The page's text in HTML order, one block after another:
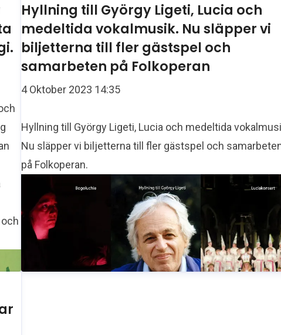
Hyllning till György Ligeti, Lucia och
medeltida vokalmusik. Nu släpper vi
biljetterna till fler gästspel och
samarbeten på Folkoperan
4 Oktober 2023 14:35
Hyllning till György Ligeti, Lucia och medeltida
Nu släpper vi biljetterna till fler gästspel och
på Folkoperan.